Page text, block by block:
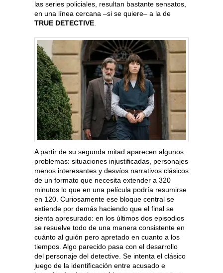
las series policiales, resultan bastante sensatos,
en una línea cercana –si se quiere– a la de
TRUE DETECTIVE
A partir de su segunda mitad aparecen algunos
problemas: situaciones injustificadas, personajes
menos interesantes y desvíos narrativos clásicos
de un formato que necesita extender a 320
minutos lo que en una película podría resumirse
en 120. Curiosamente ese bloque central se
extiende por demás haciendo que el final se
sienta apresurado: en los últimos dos episodios
se resuelve todo de una manera consistente en
cuánto al guión pero apretado en cuanto a los
tiempos. Algo parecido pasa con el desarrollo
del personaje del detective. Se intenta el clásico
juego de la identificación entre acusado e